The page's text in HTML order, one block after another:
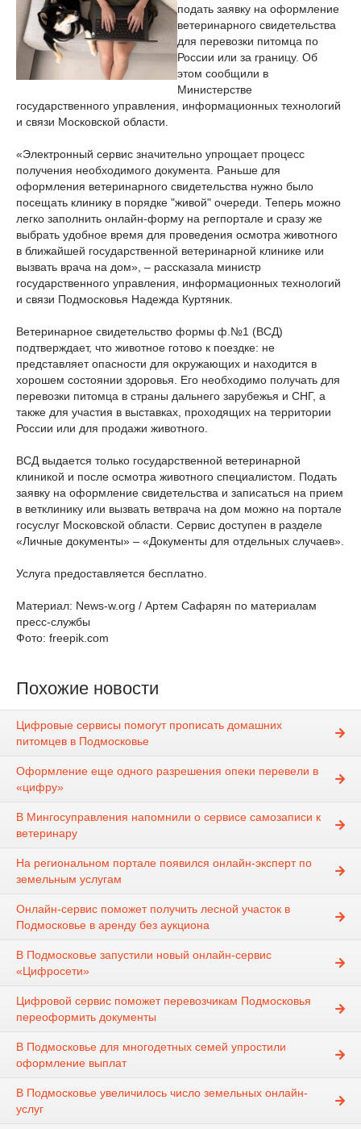
подать заявку на оформление
ветеринарного свидетельства
для перевозки питомца по
России или за границу. Об
этом сообщили в
Министерстве
государственного управления, информационных технологий
и связи Московской области.
«Электронный сервис значительно упрощает процесс
получения необходимого документа. Раньше для
оформления ветеринарного свидетельства нужно было
посещать клинику в порядке "живой" очереди. Теперь можно
легко заполнить онлайн-форму на регпортале и сразу же
выбрать удобное время для проведения осмотра животного
в ближайшей государственной ветеринарной клинике или
вызвать врача на дом», – рассказала министр
государственного управления, информационных технологий
и связи Подмосковья Надежда Куртяник.
Ветеринарное свидетельство формы ф.№1 (ВСД)
подтверждает, что животное готово к поездке: не
представляет опасности для окружающих и находится в
хорошем состоянии здоровья. Его необходимо получать для
перевозки питомца в страны дальнего зарубежья и СНГ, а
также для участия в выставках, проходящих на территории
России или для продажи животного.
ВСД выдается только государственной ветеринарной
клиникой и после осмотра животного специалистом. Подать
заявку на оформление свидетельства и записаться на прием
в ветклинику или вызвать ветврача на дом можно на портале
госуслуг Московской области. Сервис доступен в разделе
«Личные документы» – «Документы для отдельных случаев».
Услуга предоставляется бесплатно.
Материал: News-w.org / Артем Сафарян по материалам
пресс-службы
Фото: freepik.com
Похожие новости
Цифровые сервисы помогут прописать домашних
питомцев в Подмосковье
Оформление еще одного разрешения опеки перевели в
«цифру»
В Мингосуправления напомнили о сервисе самозаписи к
ветеринару
На региональном портале появился онлайн-эксперт по
земельным услугам
Онлайн-сервис поможет получить лесной участок в
Подмосковье в аренду без аукциона
В Подмосковье запустили новый онлайн-сервис
«Цифросети»
Цифровой сервис поможет перевозчикам Подмосковья
переоформить документы
В Подмосковье для многодетных семей упростили
оформление выплат
В Подмосковье увеличилось число земельных онлайн-
услуг